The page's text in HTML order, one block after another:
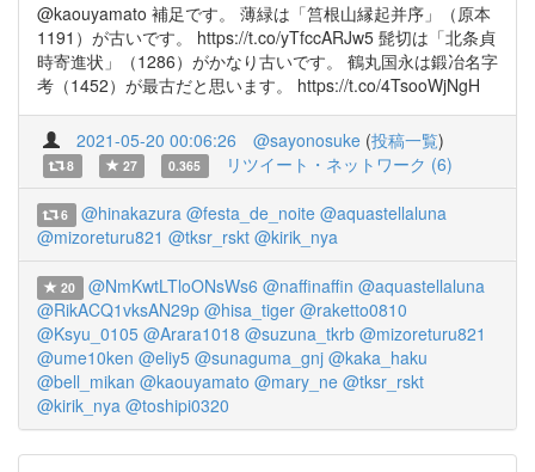
@kaouyamato 補足です。 薄緑は「筥根山縁起并序」（原本
1191）が古いです。 https://t.co/yTfccARJw5 髭切は「北条貞
時寄進状」（1286）がかなり古いです。 鶴丸国永は鍛冶名字
考（1452）が最古だと思います。 https://t.co/4TsooWjNgH
2021-05-20 00:06:26 @sayonosuke (投稿一覧)
8 27 0.365 リツイート・ネットワーク (6)
6 @hinakazura @festa_de_noite @aquastellaluna
@mizoreturu821 @tksr_rskt @kirik_nya
20 @NmKwtLTloONsWs6 @naffinaffin @aquastellaluna
@RikACQ1vksAN29p @hisa_tiger @raketto0810
@Ksyu_0105 @Arara1018 @suzuna_tkrb @mizoreturu821
@ume10ken @eliy5 @sunaguma_gnj @kaka_haku
@bell_mikan @kaouyamato @mary_ne @tksr_rskt
@kirik_nya @toshipi0320